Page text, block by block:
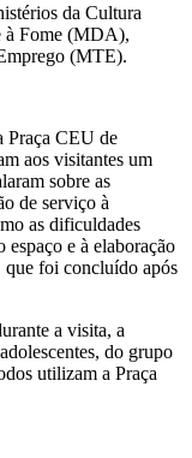
da Cultura
à Fome (MDA),
(MTE).
Praça CEU de
aos visitantes um
sobre as
de serviço à
as dificuldades
espaço e à elaboração
que foi concluído após
a visita, a
do grupo
utilizam a Praça